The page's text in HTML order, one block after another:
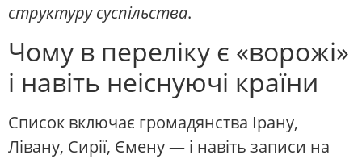
структуру суспільства.
Чому в переліку є «ворожі»
і навіть неіснуючі країни
Список включає громадянства Ірану,
Лівану, Сирії, Ємену — і навіть записи на